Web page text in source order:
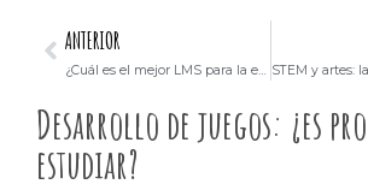
ANTERIOR
¿Cuál es el mejor LMS para la escuela primaria?
Desarrollo de juegos: ¿es
estudiar?